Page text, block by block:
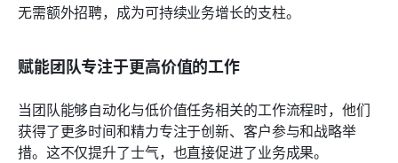
无需额外招聘，成为可持续业务增长的支柱。
赋能团队专注于更高价值的工作
当团队能够自动化与低价值任务相关的工作流程时，他们
获得了更多时间和精力专注于创新、客户参与和战略举
措。这不仅提升了士气，也直接促进了业务成果。